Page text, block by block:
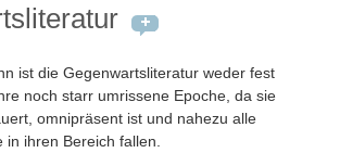
ist die Gegenwartsliteratur weder fest
noch starr umrissene Epoche, da sie
omnipräsent ist und nahezu alle
in ihren Bereich fallen.